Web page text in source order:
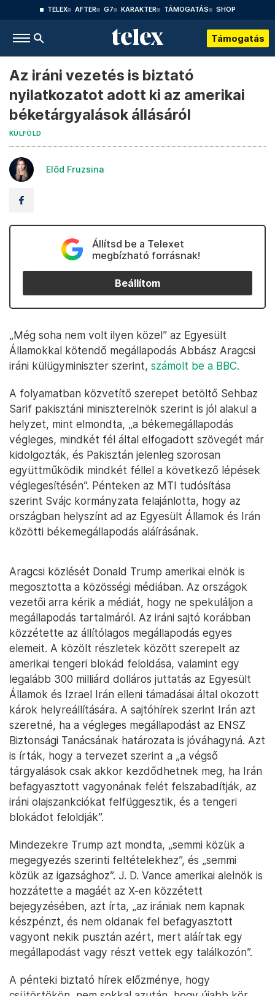
TELEX AFTER G7 KARAKTER TÁMOGATÁS SHOP
Támogatás
Az iráni vezetés is biztató
nyilatkozatot adott ki az amerikai
béketárgyalások állásáról
KÜLFÖLD
Előd Fruzsina
Állítsd be a Telexet
megbízható forrásnak!
Beállítom
„Még soha nem volt ilyen közel” az Egyesült
Államokkal kötendő megállapodás Abbász Aragcsi
iráni külügyminiszter szerint, számolt be a BBC.
A folyamatban közvetítő szerepet betöltő Sehbaz
Sarif pakisztáni miniszterelnök szerint is jól alakul a
helyzet, mint elmondta, „a békemegállapodás
végleges, mindkét fél által elfogadott szövegét már
kidolgozták, és Pakisztán jelenleg szorosan
együttműködik mindkét féllel a következő lépések
véglegesítésén”. Pénteken az MTI tudósítása
szerint Svájc kormányzata felajánlotta, hogy az
országban helyszínt ad az Egyesült Államok és Irán
közötti békemegállapodás aláírásának.
Aragcsi közlését Donald Trump amerikai elnök is
megosztotta a közösségi médiában. Az országok
vezetői arra kérik a médiát, hogy ne spekuláljon a
megállapodás tartalmáról. Az iráni sajtó korábban
közzétette az állítólagos megállapodás egyes
elemeit. A közölt részletek között szerepelt az
amerikai tengeri blokád feloldása, valamint egy
legalább 300 milliárd dolláros juttatás az Egyesült
Államok és Izrael Irán elleni támadásai által okozott
károk helyreállítására. A sajtóhírek szerint Irán azt
szeretné, ha a végleges megállapodást az ENSZ
Biztonsági Tanácsának határozata is jóváhagyná. Azt
is írták, hogy a tervezet szerint a „a végső
tárgyalások csak akkor kezdődhetnek meg, ha Irán
befagyasztott vagyonának felét felszabadítják, az
iráni olajszankciókat felfüggesztik, és a tengeri
blokádot feloldják”.
Mindezekre Trump azt mondta, „semmi közük a
megegyezés szerinti feltételekhez”, és „semmi
közük az igazsághoz”. J. D. Vance amerikai alelnök is
hozzátette a magáét az X-en közzétett
bejegyzésében, azt írta, „az irániak nem kapnak
készpénzt, és nem oldanak fel befagyasztott
vagyont nekik pusztán azért, mert aláírtak egy
megállapodást vagy részt vettek egy találkozón”.
A pénteki biztató hírek előzménye, hogy